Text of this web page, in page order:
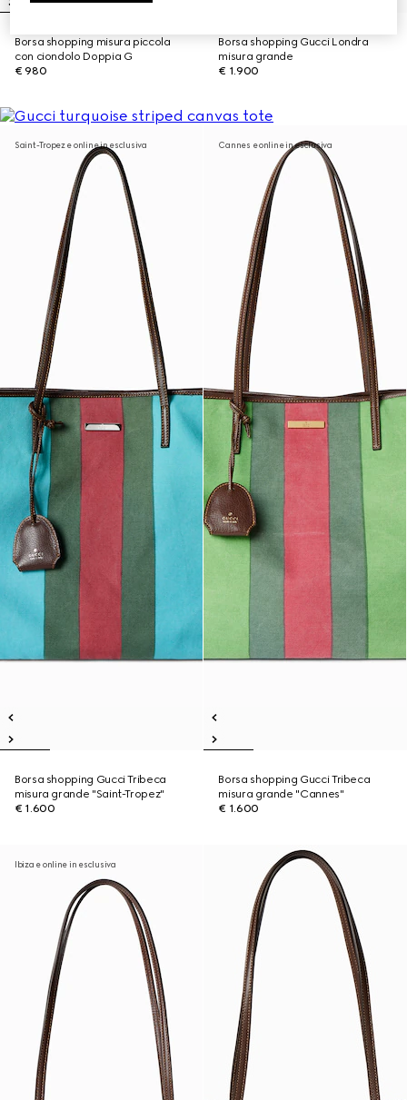
Borsa shopping misura piccola
con ciondolo Doppia G
€ 980
Borsa shopping Gucci Londra
misura grande
€ 1.900
Saint-Tropez e online in esclusiva
Borsa shopping Gucci Tribeca
misura grande "Saint-Tropez"
€ 1.600
Cannes e online in esclusiva
Borsa shopping Gucci Tribeca
misura grande "Cannes"
€ 1.600
Ibiza e online in esclusiva